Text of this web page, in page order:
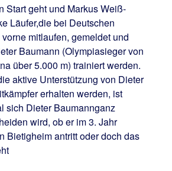
Start geht und Markus Weiß-
Läufer,die bei Deutschen
mitlaufen, gemeldet und
Baumann (Olympiasieger von
über 5.000 m) trainiert werden.
aktive Unterstützung von Dieter
erhalten werden, ist
sich Dieter Baumannganz
wird, ob er im 3. Jahr
Bietigheim antritt oder doch das